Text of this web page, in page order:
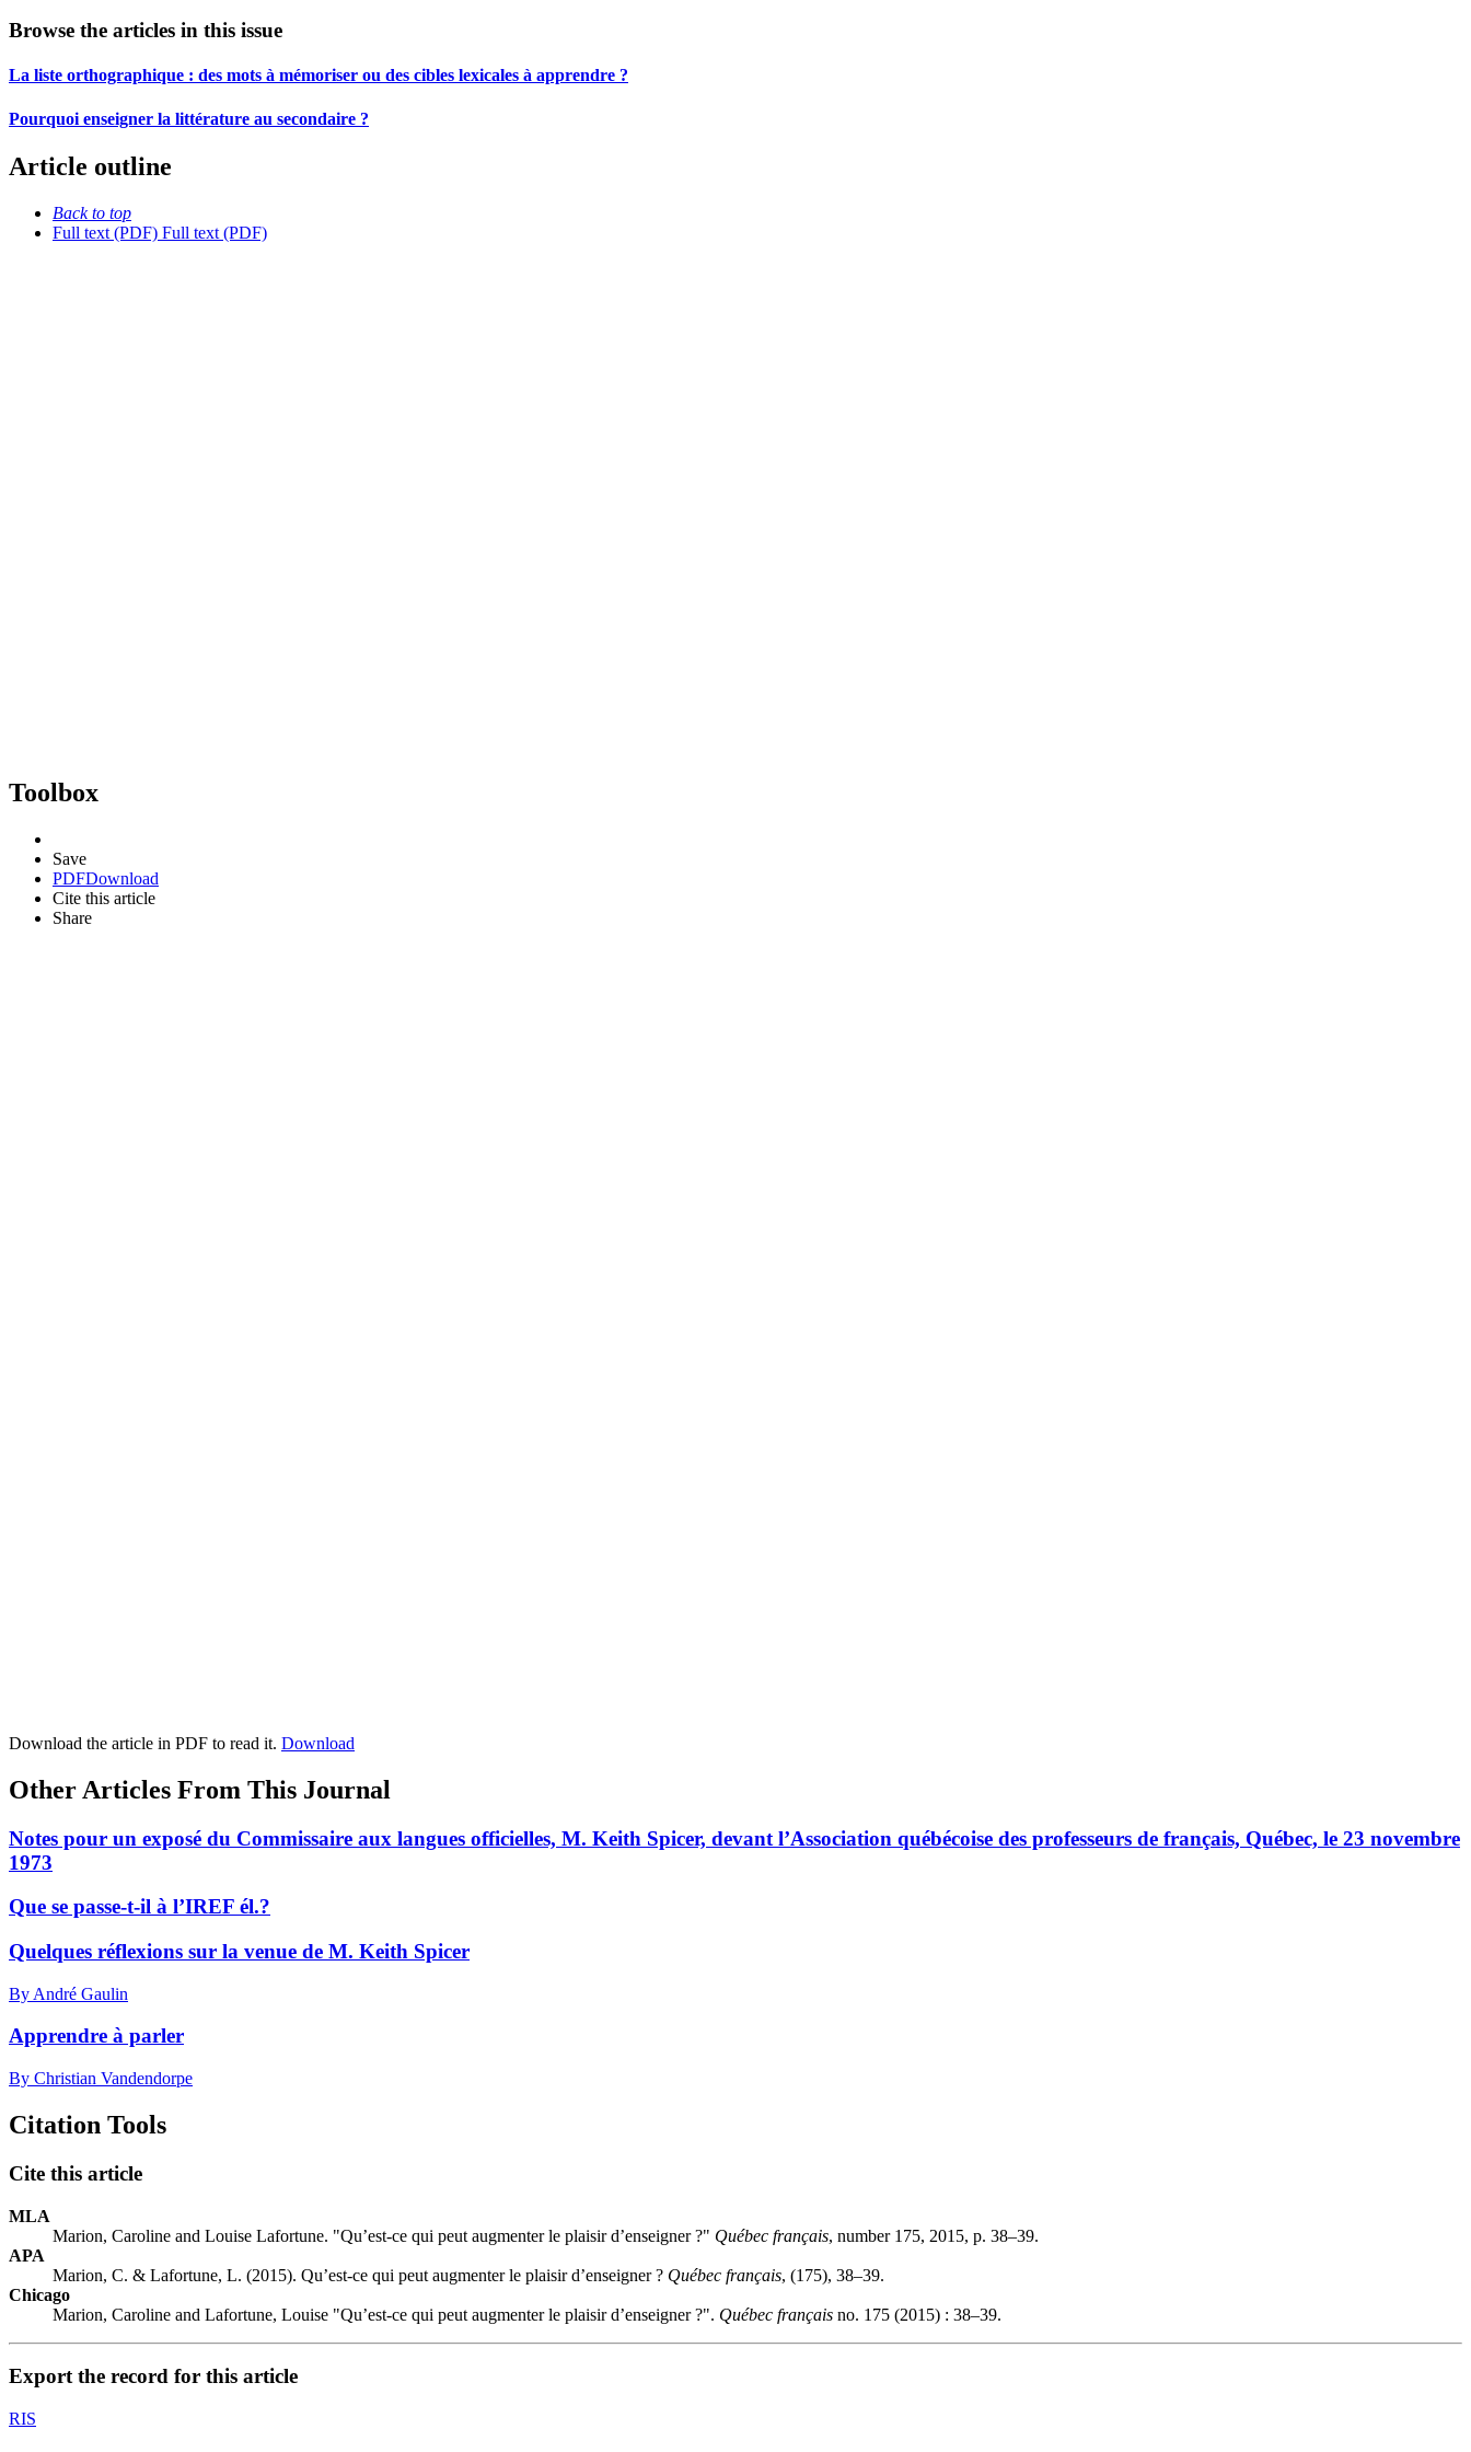
Browse the articles in this issue
La liste orthographique : des mots à mémoriser ou des cibles lexicales à apprendre ?
Pourquoi enseigner la littérature au secondaire ?
Article outline
Back to top
Full text (PDF) Full text (PDF)
Toolbox
Save
PDFDownload
Cite this article
Share
Download the article in PDF to read it. Download
Other Articles From This Journal
Notes pour un exposé du Commissaire aux langues officielles, M. Keith Spicer, devant l’Association québécoise des professeurs de français, Québec, le 23 novembre
1973
Que se passe-t-il à l’IREF él.?
Quelques réflexions sur la venue de M. Keith Spicer
By André Gaulin
Apprendre à parler
By Christian Vandendorpe
Citation Tools
Cite this article
MLA
Marion, Caroline and Louise Lafortune. "Qu’est-ce qui peut augmenter le plaisir d’enseigner ?" Québec français, number 175, 2015, p. 38–39.
APA
Marion, C. & Lafortune, L. (2015). Qu’est-ce qui peut augmenter le plaisir d’enseigner ? Québec français, (175), 38–39.
Chicago
Marion, Caroline and Lafortune, Louise "Qu’est-ce qui peut augmenter le plaisir d’enseigner ?". Québec français no. 175 (2015) : 38–39.
Export the record for this article
RIS